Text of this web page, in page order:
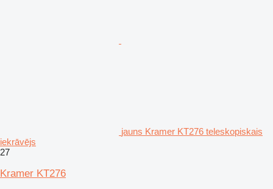
jauns Kramer KT276 teleskopiskais
iekrāvējs
27
Kramer KT276